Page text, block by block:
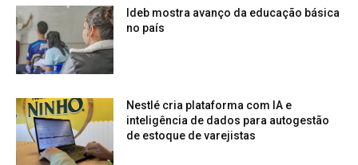
Ideb mostra avanço da educação básica
no país
Nestlé cria plataforma com IA e
inteligência de dados para autogestão
de estoque de varejistas